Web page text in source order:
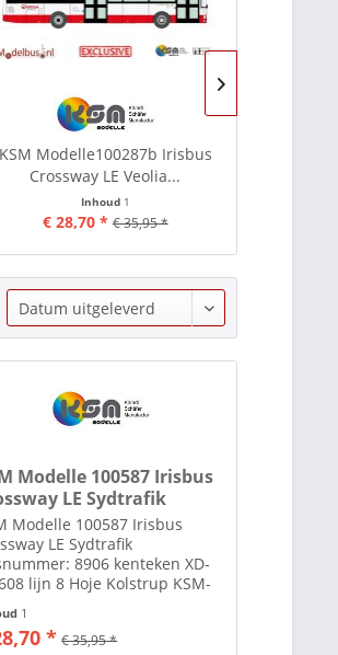
KSM Modelle100287b Irisbus
Crossway LE Veolia...
Inhoud 1
€ 28,70 * € 35,95 *
Modelle 100587 Irisbus
LE Sydtrafik
Modelle 100587 Irisbus
LE Sydtrafik
8906 kenteken XD-
lijn 8 Hoje Kolstrup KSM-
is een in München
gevestigde
die zich toelegt op
1
* € 35,95 *